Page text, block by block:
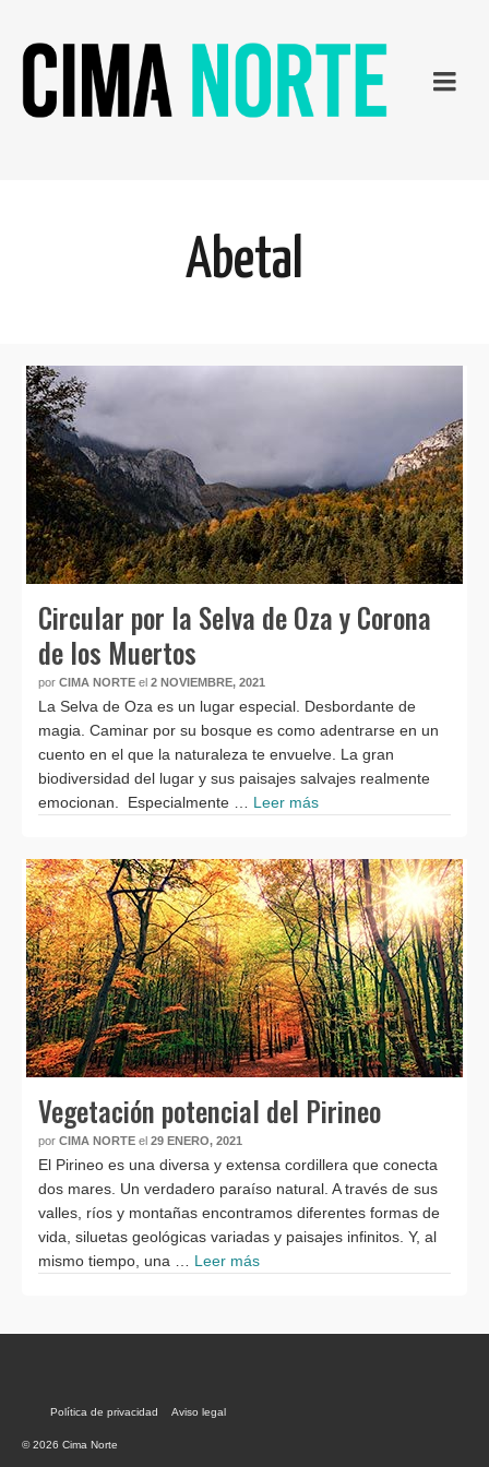
Abetal
Circular por la Selva de Oza y Corona
de los Muertos
por CIMA NORTE el 2 NOVIEMBRE, 2021
La Selva de Oza es un lugar especial. Desbordante de
magia. Caminar por su bosque es como adentrarse en un
cuento en el que la naturaleza te envuelve. La gran
biodiversidad del lugar y sus paisajes salvajes realmente
emocionan. Especialmente … Leer más
Vegetación potencial del Pirineo
por CIMA NORTE el 29 ENERO, 2021
El Pirineo es una diversa y extensa cordillera que conecta
dos mares. Un verdadero paraíso natural. A través de sus
valles, ríos y montañas encontramos diferentes formas de
vida, siluetas geológicas variadas y paisajes infinitos. Y, al
mismo tiempo, una … Leer más
Política de privacidad Aviso legal
© 2026 Cima Norte